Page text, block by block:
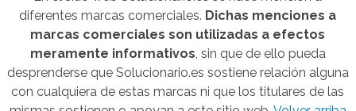
diferentes marcas comerciales. Dichas menciones a
marcas comerciales son utilizadas a efectos
meramente informativos, sin que de ello pueda
desprenderse que Solucionario.es sostiene relación alguna
con cualquiera de estas marcas ni que los titulares de las